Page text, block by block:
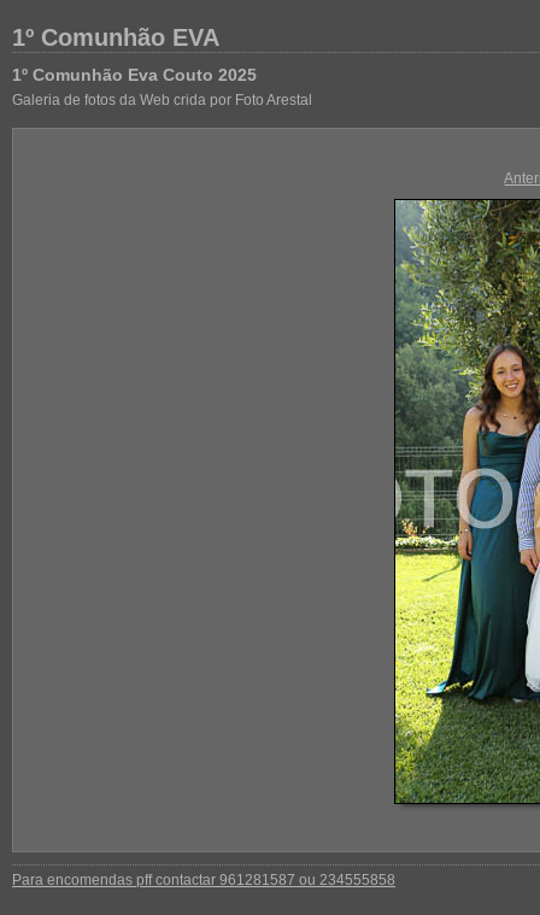
1º Comunhão EVA
1º Comunhão Eva Couto 2025
Galeria de fotos da Web crida por Foto Arestal
Para encomendas pff contactar 961281587 ou 234555858